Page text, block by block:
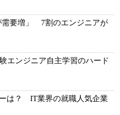
需要増」 7割のエンジニアが
エンジニア自主学習のハード
は？ IT業界の就職人気企業